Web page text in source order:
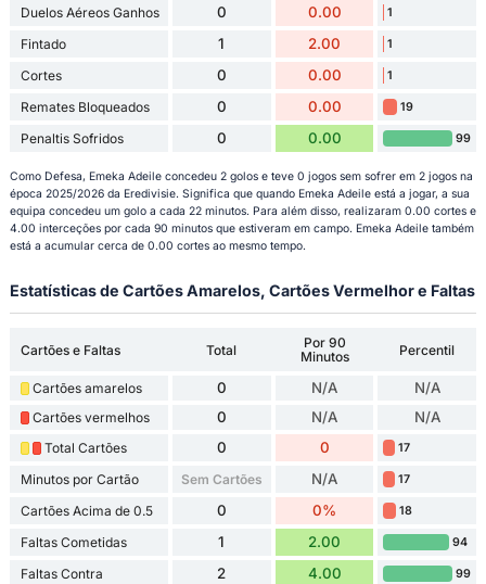
Duelos Aéreos Ganhos 0 0.00 1
Fintado 1 2.00 1
Cortes 0 0.00 1
Remates Bloqueados 0 0.00 19
Penaltis Sofridos 0 0.00 99
Como Defesa, Emeka Adeile concedeu 2 golos e teve 0 jogos sem sofrer em 2 jogos na
época 2025/2026 da Eredivisie. Significa que quando Emeka Adeile está a jogar, a sua
equipa concedeu um golo a cada 22 minutos. Para além disso, realizaram 0.00 cortes e
4.00 interceções por cada 90 minutos que estiveram em campo. Emeka Adeile também
está a acumular cerca de 0.00 cortes ao mesmo tempo.
Estatísticas de Cartões Amarelos, Cartões Vermelhor e Faltas
Cartões e Faltas Total
Por 90
Minutos
Percentil
Cartões amarelos 0 N/A N/A
Cartões vermelhos 0 N/A N/A
Total Cartões 0 0 17
Minutos por Cartão Sem Cartões N/A 17
Cartões Acima de 0.5 0 0% 18
Faltas Cometidas 1 2.00 94
Faltas Contra 2 4.00 99